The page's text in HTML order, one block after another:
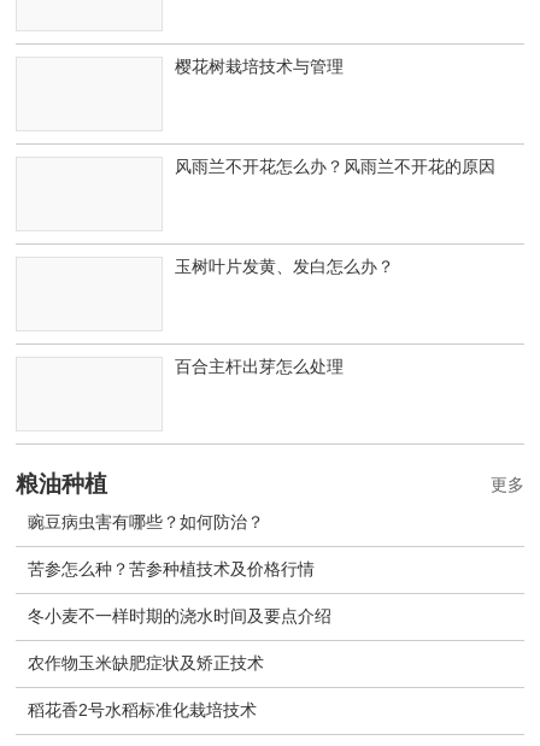
樱花树栽培技术与管理
风雨兰不开花怎么办？风雨兰不开花的原因
玉树叶片发黄、发白怎么办？
百合主杆出芽怎么处理
粮油种植
豌豆病虫害有哪些？如何防治？
苦参怎么种？苦参种植技术及价格行情
冬小麦不一样时期的浇水时间及要点介绍
农作物玉米缺肥症状及矫正技术
稻花香2号水稻标准化栽培技术
更多